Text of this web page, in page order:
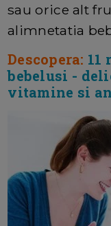
sau orice alt
alimnetatia
Descopera: 11
bebelusi -
vitamine si